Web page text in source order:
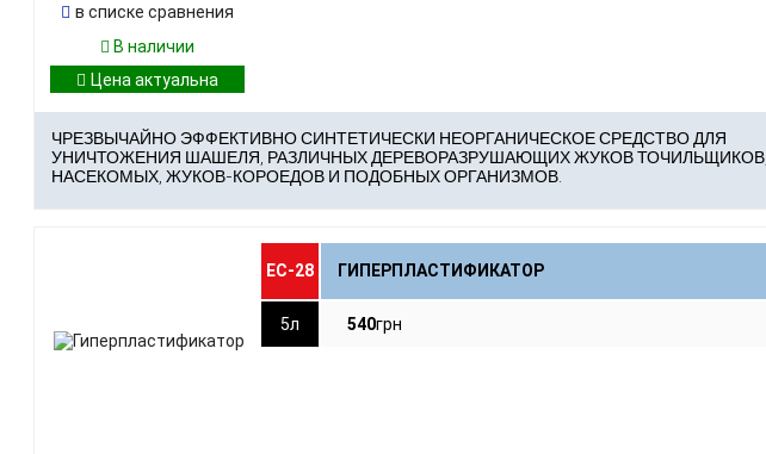
в списке сравнения
В наличии
ЧРЕЗВЫЧАЙНО ЭФФЕКТИВНО СИНТЕТИЧЕСКИ НЕОРГАНИЧЕСКОЕ СРЕДСТВО ДЛЯ
УНИЧТОЖЕНИЯ ШАШЕЛЯ, РАЗЛИЧНЫХ ДЕРЕВОРАЗРУШАЮЩИХ ЖУКОВ ТОЧИЛЬЩИКОВ,
НАСЕКОМЫХ, ЖУКОВ-КОРОЕДОВ И ПОДОБНЫХ ОРГАНИЗМОВ.
ЕС-28 ГИПЕРПЛАСТИФИКАТОР
5л 540грн